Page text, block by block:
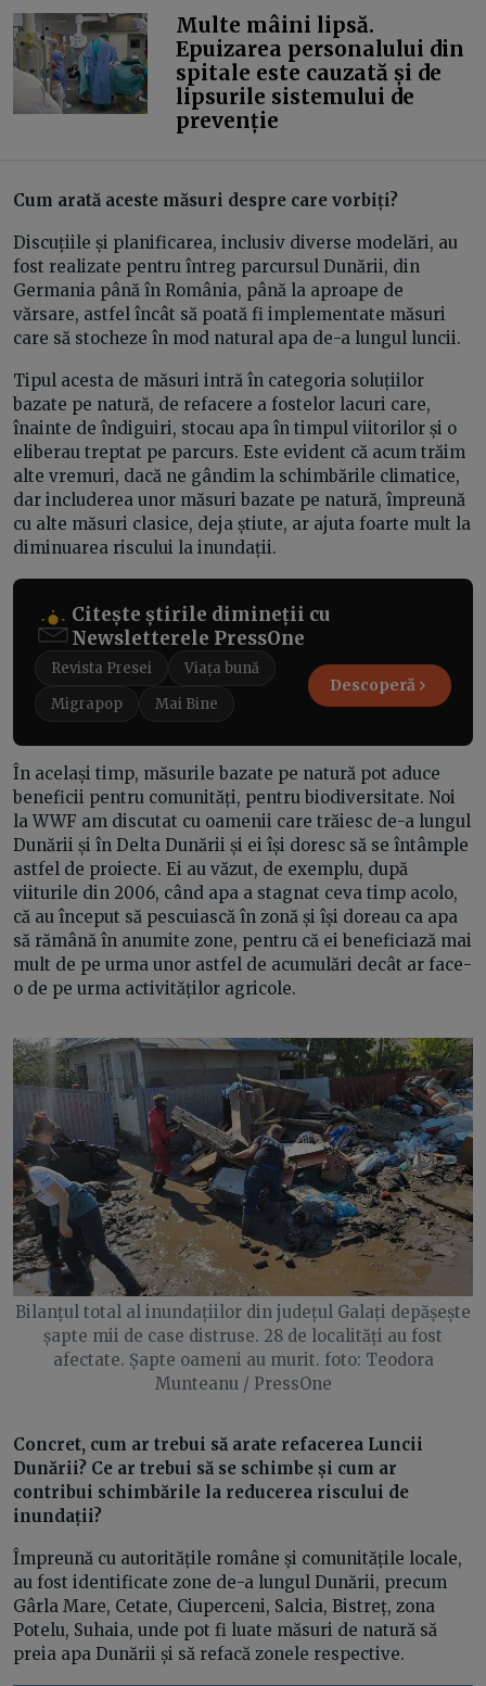
Multe mâini lipsă.
Epuizarea personalului din
spitale este cauzată și de
lipsurile sistemului de
prevenție
Cum arată aceste măsuri despre care vorbiți?
Discuțiile și planificarea, inclusiv diverse modelări, au
fost realizate pentru întreg parcursul Dunării, din
Germania până în România, până la aproape de
vărsare, astfel încât să poată fi implementate măsuri
care să stocheze în mod natural apa de-a lungul luncii.
Tipul acesta de măsuri intră în categoria soluțiilor
bazate pe natură, de refacere a fostelor lacuri care,
înainte de îndiguiri, stocau apa în timpul viitorilor și o
eliberau treptat pe parcurs. Este evident că acum trăim
alte vremuri, dacă ne gândim la schimbările climatice,
dar includerea unor măsuri bazate pe natură, împreună
cu alte măsuri clasice, deja știute, ar ajuta foarte mult la
diminuarea riscului la inundații.
Citește știrile dimineții cu
Newsletterele PressOne
Revista Presei
Viața bună
Migrapop
Mai Bine
Descoperă
În același timp, măsurile bazate pe natură pot aduce
beneficii pentru comunități, pentru biodiversitate. Noi
la WWF am discutat cu oamenii care trăiesc de-a lungul
Dunării și în Delta Dunării și ei își doresc să se întâmple
astfel de proiecte. Ei au văzut, de exemplu, după
viiturile din 2006, când apa a stagnat ceva timp acolo,
că au început să pescuiască în zonă și își doreau ca apa
să rămână în anumite zone, pentru că ei beneficiază mai
mult de pe urma unor astfel de acumulări decât ar face-
o de pe urma activităților agricole.
Bilanțul total al inundațiilor din județul Galați depășește
șapte mii de case distruse. 28 de localități au fost
afectate. Șapte oameni au murit. foto: Teodora
Munteanu / PressOne
Concret, cum ar trebui să arate refacerea Luncii
Dunării? Ce ar trebui să se schimbe și cum ar
contribui schimbările la reducerea riscului de
inundații?
Împreună cu autoritățile române și comunitățile locale,
au fost identificate zone de-a lungul Dunării, precum
Gârla Mare, Cetate, Ciuperceni, Salcia, Bistreț, zona
Potelu, Suhaia, unde pot fi luate măsuri de natură să
preia apa Dunării și să refacă zonele respective.